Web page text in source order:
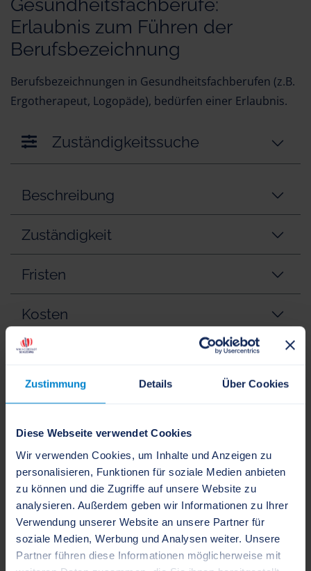
Zustimmung Details Über Cookies
Diese Webseite verwendet Cookies
Wir verwenden Cookies, um Inhalte und Anzeigen zu
personalisieren, Funktionen für soziale Medien anbieten
zu können und die Zugriffe auf unsere Website zu
analysieren. Außerdem geben wir Informationen zu Ihrer
Verwendung unserer Website an unsere Partner für
soziale Medien, Werbung und Analysen weiter. Unsere
Partner führen diese Informationen möglicherweise mit
Gesundheitsfachberufe:
Erlaubnis zum Führen der
Berufsbezeichnung
Berufsbezeichnungen in Gesundheitsfachberufen (z.B.
Ergotherapeut, Logopäde), bedürfen einer Erlaubnis.
Zuständigkeitssuche
Beschreibung
Zuständigkeit
Fristen
Kosten
erforderliche Unterlagen
Rechtsgrundlage
Weitere Informationen
verwandte Vorgänge
Ansprechpartner
Schleswig-Holsteinisches Institut